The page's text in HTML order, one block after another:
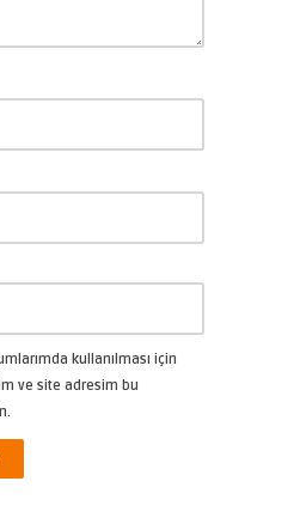
kullanılması için
ve site adresim bu